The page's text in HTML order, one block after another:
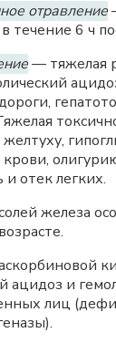
отравление
течение 6 ч
— тяжелая
и отек легких.
железа
ацидоз и
лиц